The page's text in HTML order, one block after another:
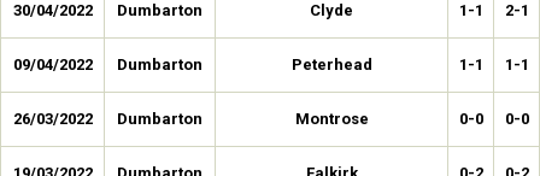
30/04/2022 Dumbarton Clyde 1-1 2-1
09/04/2022 Dumbarton Peterhead 1-1 1-1
26/03/2022 Dumbarton Montrose 0-0 0-0